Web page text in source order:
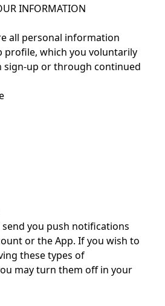
INFORMATION
all personal information
profile, which you voluntarily
sign-up or through continued
you push notifications
or the App. If you wish to
these types of
may turn them off in your